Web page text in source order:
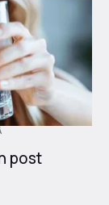
post